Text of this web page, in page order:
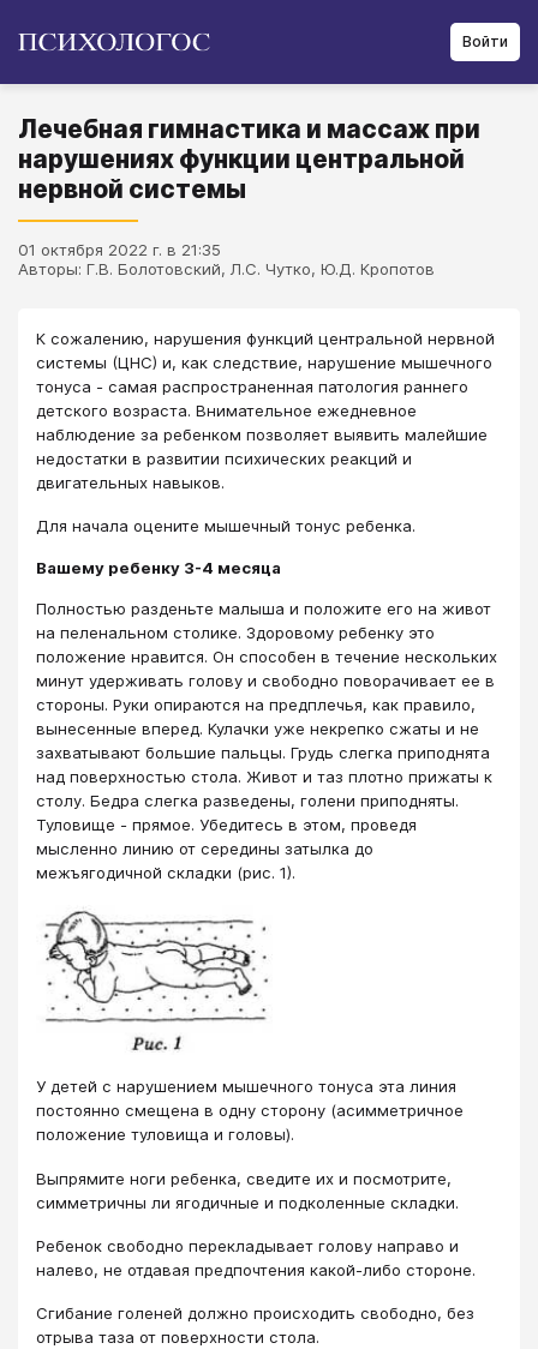
Войти
Лечебная гимнастика и массаж при
нарушениях функции центральной
нервной системы
01 октября 2022 г. в 21:35
Авторы: Г.В. Болотовский, Л.С. Чутко, Ю.Д. Кропотов
К сожалению, нарушения функций центральной нервной
системы (ЦНС) и, как следствие, нарушение мышечного
тонуса - самая распространенная патология раннего
детского возраста. Внимательное ежедневное
наблюдение за ребенком позволяет выявить малейшие
недостатки в развитии психических реакций и
двигательных навыков.
Для начала оцените мышечный тонус ребенка.
Вашему ребенку 3-4 месяца
Полностью разденьте малыша и положите его на живот
на пеленальном столике. Здоровому ребенку это
положение нравится. Он способен в течение нескольких
минут удерживать голову и свободно поворачивает ее в
стороны. Руки опираются на предплечья, как правило,
вынесенные вперед. Кулачки уже некрепко сжаты и не
захватывают большие пальцы. Грудь слегка приподнята
над поверхностью стола. Живот и таз плотно прижаты к
столу. Бедра слегка разведены, голени приподняты.
Туловище - прямое. Убедитесь в этом, проведя
мысленно линию от середины затылка до
межъягодичной складки (рис. 1).
У детей с нарушением мышечного тонуса эта линия
постоянно смещена в одну сторону (асимметричное
положение туловища и головы).
Выпрямите ноги ребенка, сведите их и посмотрите,
симметричны ли ягодичные и подколенные складки.
Ребенок свободно перекладывает голову направо и
налево, не отдавая предпочтения какой-либо стороне.
Сгибание голеней должно происходить свободно, без
отрыва таза от поверхности стола.